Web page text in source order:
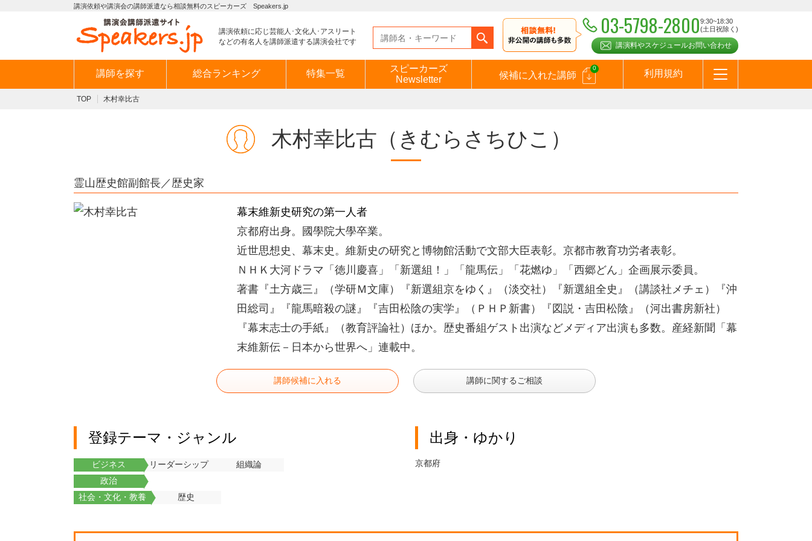
講演依頼や講演会の講師派遣なら相談無料のスピーカーズ Speakers.jp
講演依頼に応じ芸能人･文化人･アスリート
などの有名人を講師派遣する講演会社です
03-5798-28009:30~18:30
(土日祝除く)
講演料やスケジュールお問い合わせ
講師を探す 総合ランキング 特集一覧
スピーカーズ
Newsletter
候補に入れた講師
0
利用規約
TOP 木村幸比古
木村幸比古 （きむらさちひこ）
霊山歴史館副館長／歴史家
幕末維新史研究の第一人者
京都府出身。國學院大學卒業。
近世思想史、幕末史。維新史の研究と博物館活動で文部大臣表彰。京都市教育功労者表彰。
ＮＨＫ大河ドラマ「徳川慶喜」「新選組！」「龍馬伝」「花燃ゆ」「西郷どん」企画展示委員。
著書『土方歳三』（学研Ｍ文庫）『新選組京をゆく』（淡交社）『新選組全史』（講談社メチェ）『沖
田総司』『龍馬暗殺の謎』『吉田松陰の実学』（ＰＨＰ新書）『図説・吉田松陰』（河出書房新社）
『幕末志士の手紙』（教育評論社）ほか。歴史番組ゲスト出演などメディア出演も多数。産経新聞「幕
末維新伝－日本から世界へ」連載中。
講師候補に入れる 講師に関するご相談
登録テーマ・ジャンル
ビジネス リーダーシップ
組織論
政治
社会・文化・教養
歴史
出身・ゆかり
京都府